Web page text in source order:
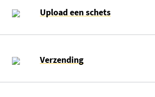
Upload een schets
Verzending